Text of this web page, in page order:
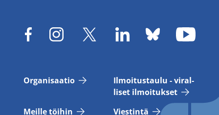
Or­ga­ni­saa­tio
Il­moi­tus­tau­lu - vi­ral­
li­set il­moi­tuk­set
Meil­le töi­hin
Vies­tin­tä